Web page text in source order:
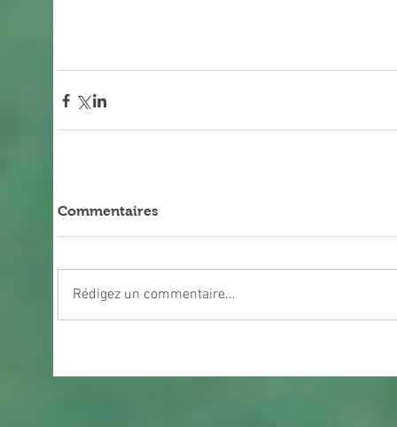
Commentaires
Rédigez un commentaire...